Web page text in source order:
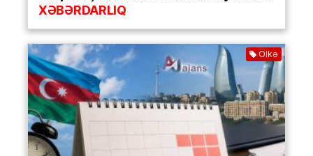
XƏBƏRDARLIQ
Ölkə